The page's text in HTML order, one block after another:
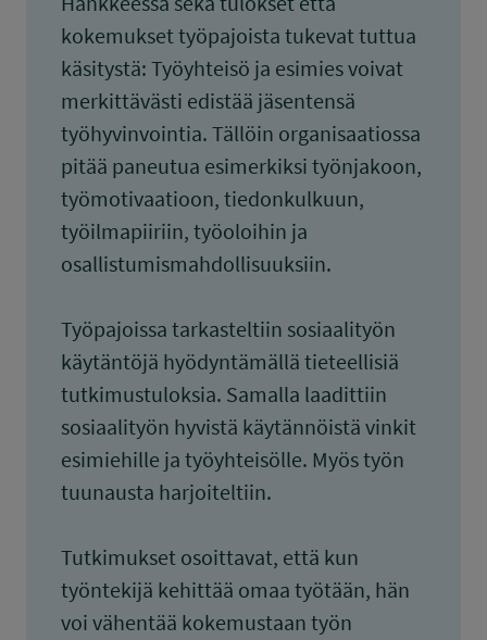
kokemukset työpajoista tukevat tuttua
käsitystä: Työyhteisö ja esimies voivat
merkittävästi edistää jäsentensä
työhyvinvointia. Tällöin organisaatiossa
pitää paneutua esimerkiksi työnjakoon,
työmotivaatioon, tiedonkulkuun,
työilmapiiriin, työoloihin ja
osallistumismahdollisuuksiin.
Työpajoissa tarkasteltiin sosiaalityön
käytäntöjä hyödyntämällä tieteellisiä
tutkimustuloksia. Samalla laadittiin
sosiaalityön hyvistä käytännöistä vinkit
esimiehille ja työyhteisölle. Myös työn
tuunausta harjoiteltiin.
Tutkimukset osoittavat, että kun
työntekijä kehittää omaa työtään, hän
voi vähentää kokemustaan työn